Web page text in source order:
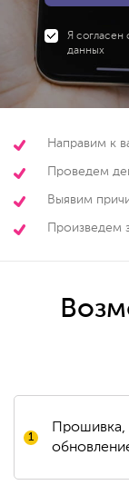
Я согласен
данных
Направим к
Проведем
Выявим
Произведем
1
Прошивка,